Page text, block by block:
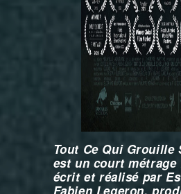
Tout Ce Qui Grouille
est un court
écrit et réalisé par
Fabien Legeron,